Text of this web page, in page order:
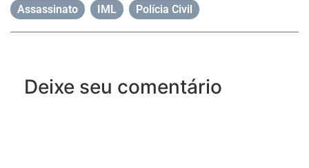
Assassinato IML Polícia Civil
Deixe seu comentário